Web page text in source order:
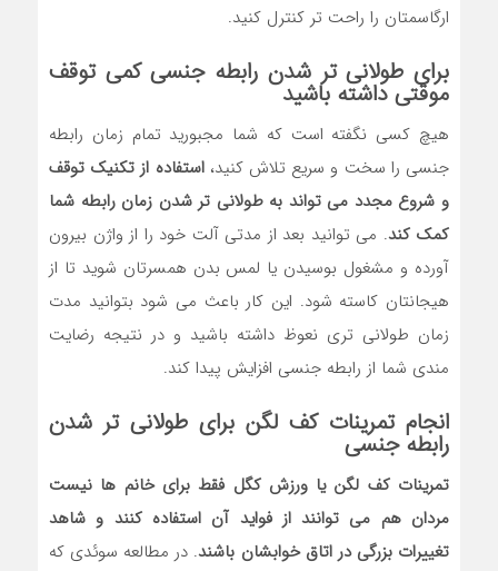
ارگاسمتان را راحت تر کنترل کنید.
برای طولانی تر شدن رابطه جنسی کمی توقف
موقتی داشته باشید
هیچ کسی نگفته است که شما مجبورید تمام زمان رابطه
جنسی را سخت و سریع تلاش کنید، استفاده از تکنیک توقف
و شروع مجدد می تواند به طولانی تر شدن زمان رابطه شما
کمک کند. می توانید بعد از مدتی آلت خود را از واژن بیرون
آورده و مشغول بوسیدن یا لمس بدن همسرتان شوید تا از
هیجانتان کاسته شود. این کار باعث می شود بتوانید مدت
زمان طولانی تری نعوظ داشته باشید و در نتیجه رضایت
مندی شما از رابطه جنسی افزایش پیدا کند.
انجام تمرینات کف لگن برای طولانی تر شدن
رابطه جنسی
تمرینات کف لگن یا ورزش کگل فقط برای خانم ها نیست
مردان هم می توانند از فواید آن استفاده کنند و شاهد
تغییرات بزرگی در اتاق خوابشان باشند. در مطالعه سوئدی که